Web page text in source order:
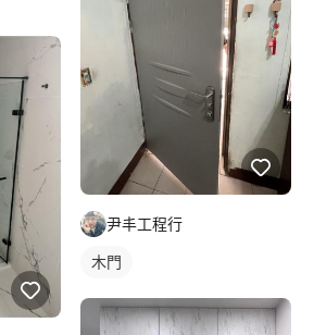
尹丰工程行
木門